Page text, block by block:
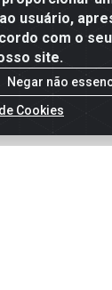
usuário,
com o
site.
Negar não
Cookies
de